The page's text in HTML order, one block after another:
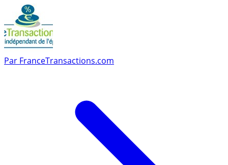
Par FranceTransactions.com